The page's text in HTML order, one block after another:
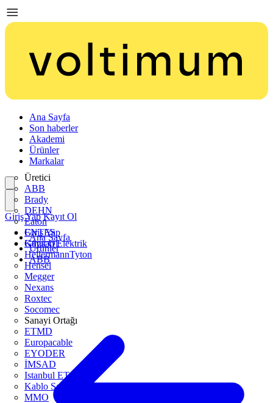
Ana Sayfa
Son haberler
Akademi
Ürünler
Markalar
Üretici
ABB
Brady
DEHN
Eaton
ENTES
Günsan Elektrik
HellermannTyton
Hensel
Megger
Nexans
Roxtec
Socomec
Sanayi Ortağı
ETMD
Europacable
EYODER
İMSAD
Istanbul ETO
Kablo Sanayicileri Derneği
MMO
Giriş Yap
Kayıt Ol
Giriş Yap Kayıt Ol
Ana Sayfa
Ürünler
ABB